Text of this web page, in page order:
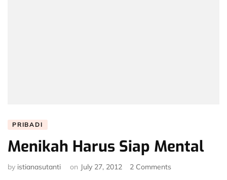
PRIBADI
Menikah Harus Siap Mental
by istianasutanti on July 27, 2012 2 Comments